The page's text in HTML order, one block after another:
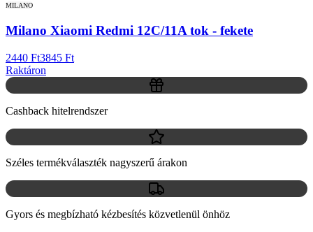
MILANO
Milano Xiaomi Redmi 12C/11A tok - fekete
2440 Ft3845 Ft
Raktáron
Cashback hitelrendszer
Széles termékválaszték nagyszerű árakon
Gyors és megbízható kézbesítés közvetlenül önhöz